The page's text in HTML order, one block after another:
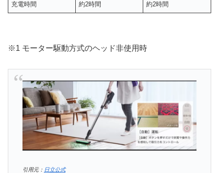
充電時間 約2時間 約2時間
※1 モーター駆動方式のヘッド非使用時
引用元： 日立公式